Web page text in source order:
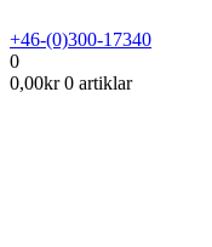
+46-(0)300-17340
0
0,00kr 0 artiklar